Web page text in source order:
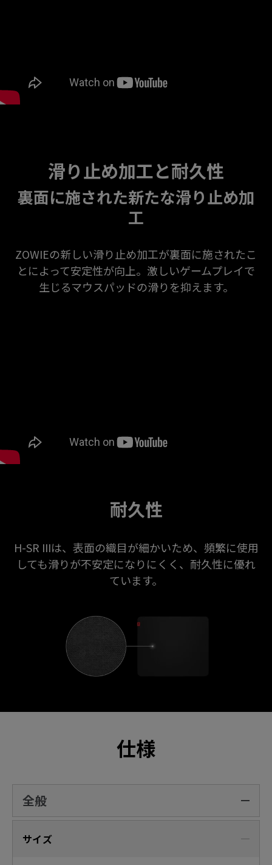
滑り止め加工と耐久性
裏面に施された新たな滑り止め加
工
ZOWIEの新しい滑り止め加工が裏面に施されたこ
とによって安定性が向上。激しいゲームプレイで
生じるマウスパッドの滑りを抑えます。
耐久性
H-SR IIIは、表面の織目が細かいため、頻繁に使用
しても滑りが不安定になりにくく、耐久性に優れ
ています。
仕様
全般
サイズ